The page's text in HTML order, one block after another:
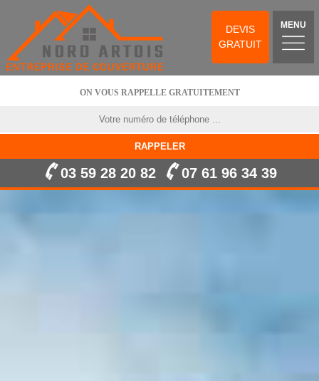
DEVIS
GRATUIT
MENU
ON VOUS RAPPELLE GRATUITEMENT
03 59 28 20 82 07 61 96 34 39